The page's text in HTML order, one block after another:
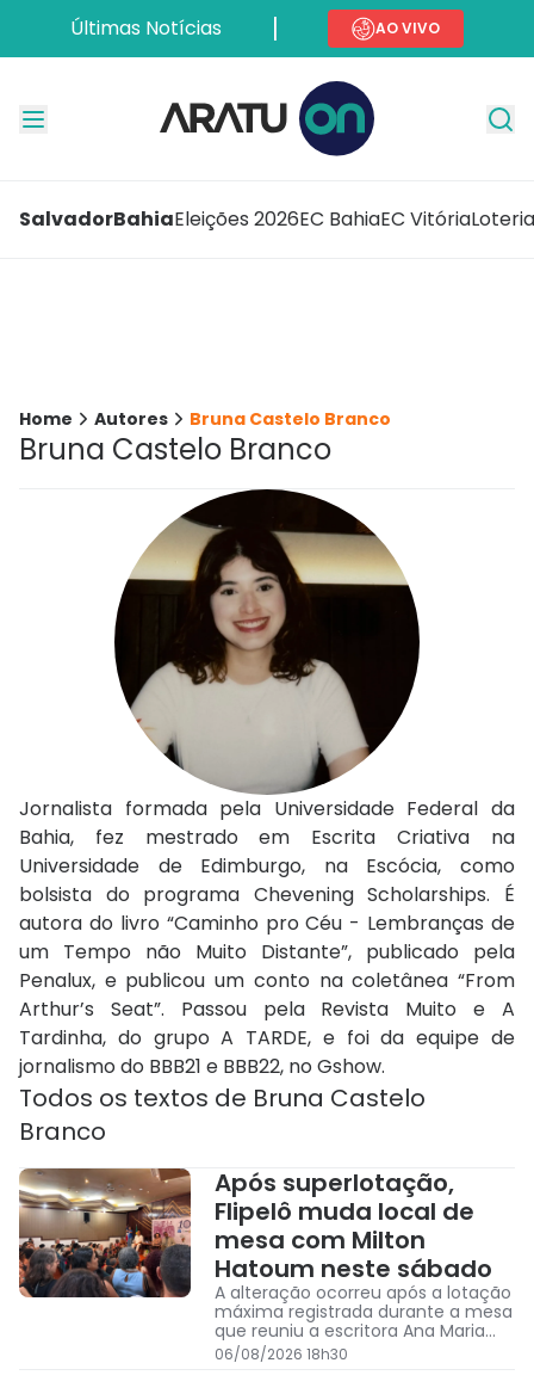
Últimas Notícias AO VIVO
SalvadorBahiaEleições 2026EC BahiaEC Vitória
Home Autores Bruna Castelo Branco
Bruna Castelo Branco
Jornalista formada pela Universidade Federal da
Bahia, fez mestrado em Escrita Criativa na
Universidade de Edimburgo, na Escócia, como
bolsista do programa Chevening Scholarships. É
autora do livro “Caminho pro Céu - Lembranças de
um Tempo não Muito Distante”, publicado pela
Penalux, e publicou um conto na coletânea “From
Arthur’s Seat”. Passou pela Revista Muito e A
Tardinha, do grupo A TARDE, e foi da equipe de
jornalismo do BBB21 e BBB22, no Gshow.
Todos os textos de Bruna Castelo
Branco
Após superlotação,
Flipelô muda local de
mesa com Milton
Hatoum neste sábado
A alteração ocorreu após a lotação
máxima registrada durante a mesa
que reuniu a escritora Ana Maria
Gonçalves, autora de Um Defeito
de Cor
06/08/2026 18h30